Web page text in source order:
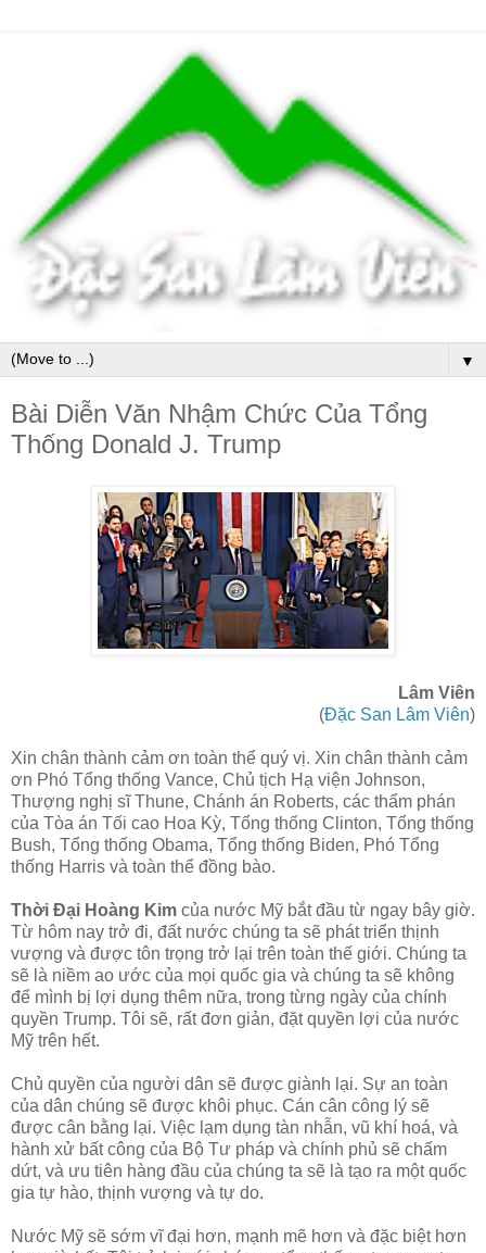
▼
Bài Diễn Văn Nhậm Chức Của Tổng
Thống Donald J. Trump
Lâm Viên
(Đặc San Lâm Viên)
Xin chân thành cảm ơn toàn thể quý vị. Xin chân thành cảm
ơn Phó Tổng thống Vance, Chủ tịch Hạ viện Johnson,
Thượng nghị sĩ Thune, Chánh án Roberts, các thẩm phán
của Tòa án Tối cao Hoa Kỳ, Tổng thống Clinton, Tổng thống
Bush, Tổng thống Obama, Tổng thống Biden, Phó Tổng
thống Harris và toàn thể đồng bào.
Thời Đại Hoàng Kim của nước Mỹ bắt đầu từ ngay bây giờ.
Từ hôm nay trở đi, đất nước chúng ta sẽ phát triển thịnh
vượng và được tôn trọng trở lại trên toàn thế giới. Chúng ta
sẽ là niềm ao ước của mọi quốc gia và chúng ta sẽ không
để mình bị lợi dụng thêm nữa, trong từng ngày của chính
quyền Trump. Tôi sẽ, rất đơn giản, đặt quyền lợi của nước
Mỹ trên hết.
Chủ quyền của người dân sẽ được giành lại. Sự an toàn
của dân chúng sẽ được khôi phục. Cán cân công lý sẽ
được cân bằng lại. Việc lạm dụng tàn nhẫn, vũ khí hoá, và
hành xử bất công của Bộ Tư pháp và chính phủ sẽ chấm
dứt, và ưu tiên hàng đầu của chúng ta sẽ là tạo ra một quốc
gia tự hào, thịnh vượng và tự do.
Nước Mỹ sẽ sớm vĩ đại hơn, mạnh mẽ hơn và đặc biệt hơn